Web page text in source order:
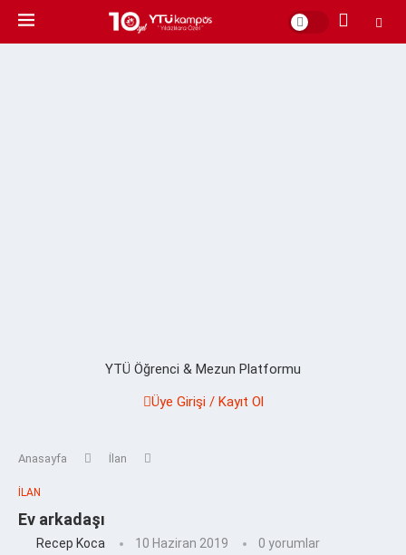
YTÜ Öğrenci & Mezun Platformu
Üye Girişi / Kayıt Ol
Anasayfa İlan
İLAN
Ev arkadaşı
Recep Koca 10 Haziran 2019 0 yorumlar